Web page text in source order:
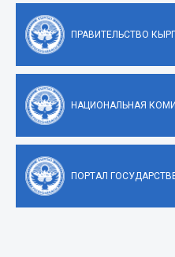
ПРАВИТЕЛЬСТВО
НАЦИОНАЛЬНАЯ
ПОРТАЛ